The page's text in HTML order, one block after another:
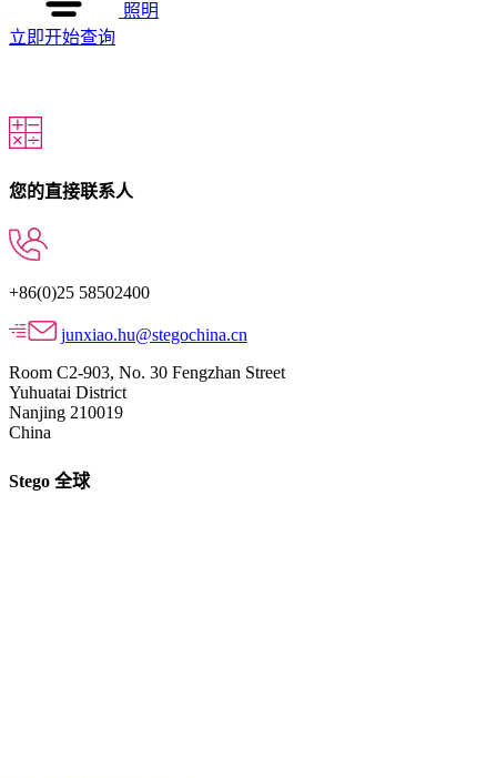
照明
立即开始查询
您的直接联系人
+86(0)25 58502400
junxiao.hu@stegochina.cn
Room C2-903, No. 30 Fengzhan Street
Yuhuatai District
Nanjing 210019
China
Stego 全球